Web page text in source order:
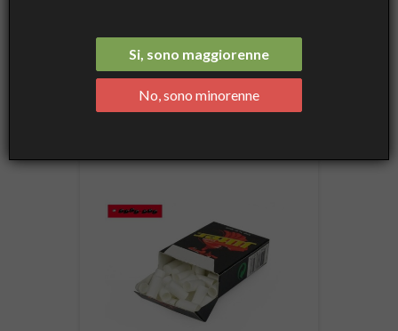
Name, A to Z
Showing 1-7 of 7 item(s)
Si, sono maggiorenne
No, sono minorenne